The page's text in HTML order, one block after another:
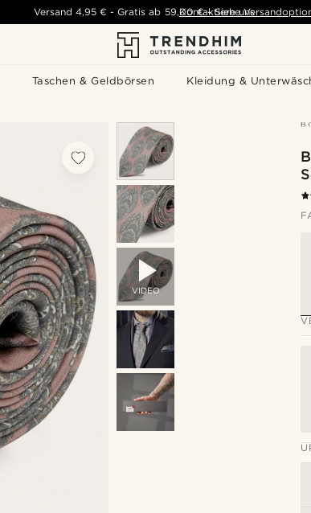
Taschen & Geldbörsen Kleidung &
Versand 4,95 € -Gratis ab 59,00 € - Siehe
Kontaktiere uns
VIDEO